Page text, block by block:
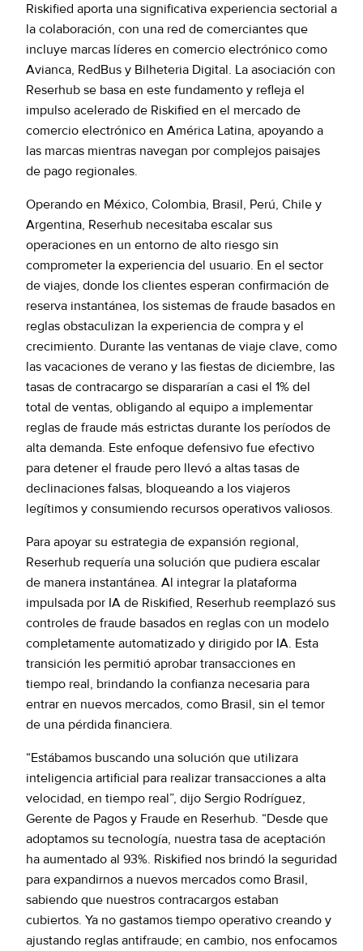
Riskified aporta una significativa experiencia sectorial a
la colaboración, con una red de comerciantes que
incluye marcas líderes en comercio electrónico como
Avianca, RedBus y Bilheteria Digital. La asociación con
Reserhub se basa en este fundamento y refleja el
impulso acelerado de Riskified en el mercado de
comercio electrónico en América Latina, apoyando a
las marcas mientras navegan por complejos paisajes
de pago regionales.
Operando en México, Colombia, Brasil, Perú, Chile y
Argentina, Reserhub necesitaba escalar sus
operaciones en un entorno de alto riesgo sin
comprometer la experiencia del usuario. En el sector
de viajes, donde los clientes esperan confirmación de
reserva instantánea, los sistemas de fraude basados en
reglas obstaculizan la experiencia de compra y el
crecimiento. Durante las ventanas de viaje clave, como
las vacaciones de verano y las fiestas de diciembre, las
tasas de contracargo se dispararían a casi el 1% del
total de ventas, obligando al equipo a implementar
reglas de fraude más estrictas durante los períodos de
alta demanda. Este enfoque defensivo fue efectivo
para detener el fraude pero llevó a altas tasas de
declinaciones falsas, bloqueando a los viajeros
legítimos y consumiendo recursos operativos valiosos.
Para apoyar su estrategia de expansión regional,
Reserhub requería una solución que pudiera escalar
de manera instantánea. Al integrar la plataforma
impulsada por IA de Riskified, Reserhub reemplazó sus
controles de fraude basados en reglas con un modelo
completamente automatizado y dirigido por IA. Esta
transición les permitió aprobar transacciones en
tiempo real, brindando la confianza necesaria para
entrar en nuevos mercados, como Brasil, sin el temor
de una pérdida financiera.
“Estábamos buscando una solución que utilizara
inteligencia artificial para realizar transacciones a alta
velocidad, en tiempo real”, dijo Sergio Rodríguez,
Gerente de Pagos y Fraude en Reserhub. “Desde que
adoptamos su tecnología, nuestra tasa de aceptación
ha aumentado al 93%. Riskified nos brindó la seguridad
para expandirnos a nuevos mercados como Brasil,
sabiendo que nuestros contracargos estaban
cubiertos. Ya no gastamos tiempo operativo creando y
ajustando reglas antifraude; en cambio, nos enfocamos